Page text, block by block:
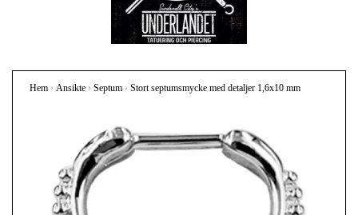
Hem › Ansikte › Septum › Stort septumsmycke med detaljer 1,6x10 mm